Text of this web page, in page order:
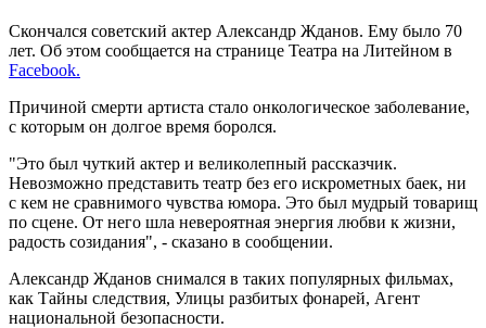
Скончался советский актер Александр Жданов. Ему было 70
лет. Об этом сообщается на странице Театра на Литейном в
Facebook.
Причиной смерти артиста стало онкологическое заболевание,
с которым он долгое время боролся.
"Это был чуткий актер и великолепный рассказчик.
Невозможно представить театр без его искрометных баек, ни
с кем не сравнимого чувства юмора. Это был мудрый товарищ
по сцене. От него шла невероятная энергия любви к жизни,
радость созидания", - сказано в сообщении.
Александр Жданов снимался в таких популярных фильмах,
как Тайны следствия, Улицы разбитых фонарей, Агент
национальной безопасности.